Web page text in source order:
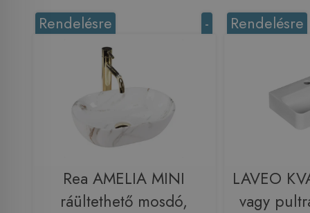
-
Rendelésre
Rea AMELIA MINI
ráültethető mosdó,
Rendelésre
LAVEO
vagy